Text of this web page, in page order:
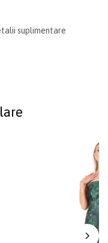
suplimentare